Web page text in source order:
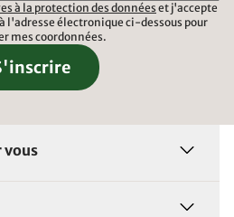
à la protection des données et j'accepte
l'adresse électronique ci-dessous pour
mes coordonnées.
vous